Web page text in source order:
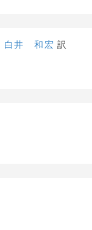
白井 和宏 訳